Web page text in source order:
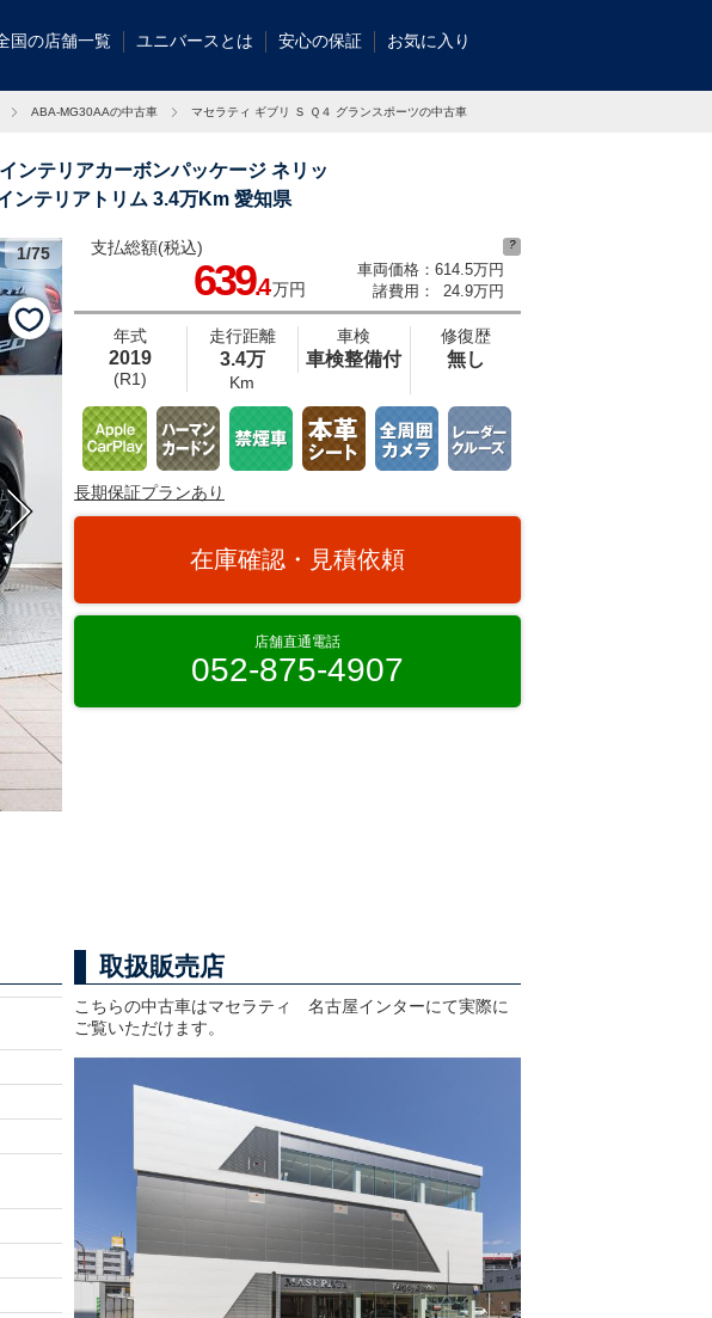
国の店舗一覧 ユニバースとは 安心の保証 お気に入り
ABA-MG30AAの中古車 マセラティ ギブリ Ｓ Ｑ４ グランスポーツの中古車
ンテリアカーボンパッケージ ネリッ
ンテリアトリム 3.4万Km 愛知県
【マセラティＣＰＯ認定中古車】イタリア本社指定１２１項目点検実施。認定中古車１年保証を無
1/75 支払総額(税込)
639.4 万円
車両価格：
諸費用：
614.5万円
24.9万円
?
年式
2019
(R1)
走行距離
3.4万
Km
車検
車検整備付
修復歴
無し
長期保証プランあり
在庫確認・見積依頼
店舗直通電話
052-875-4907
取扱販売店
こちらの中古車はマセラティ 名古屋インターにて実際に
ご覧いただけます。